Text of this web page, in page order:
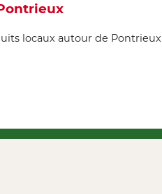
locaux autour de Pontrieux